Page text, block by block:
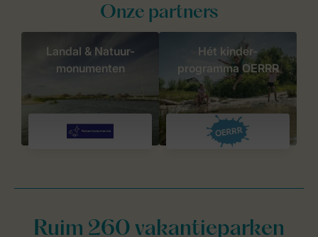
Onze partners
Landal & Natuur-
monumenten
Hét kinder-
programma OERRR
Ruim 260 vakantieparken